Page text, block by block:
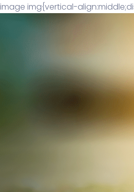
image img{vertical-